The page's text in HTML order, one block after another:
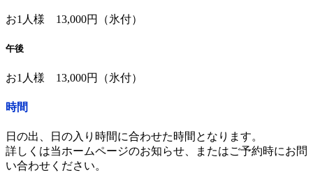
お1人様 13,000円（氷付）
午後
お1人様 13,000円（氷付）
時間
日の出、日の入り時間に合わせた時間となります。
詳しくは当ホームページのお知らせ、またはご予約時にお問
い合わせください。